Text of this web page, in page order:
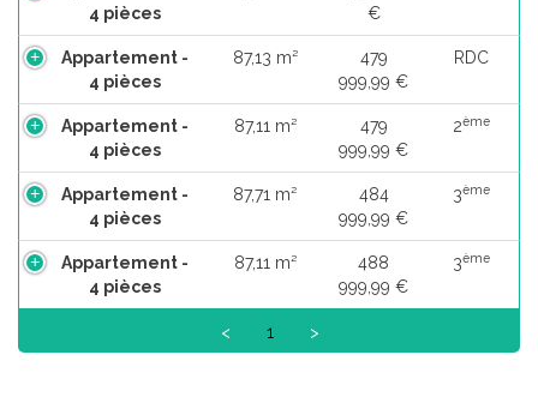
4 pièces
€
Appartement -
4 pièces
87,13 m²
479
999,99 €
RDC
Appartement -
4 pièces
87,11 m²
479
999,99 €
2ème
Appartement -
4 pièces
87,71 m²
484
999,99 €
3ème
Appartement -
4 pièces
87,11 m²
488
999,99 €
3ème
< 1 >